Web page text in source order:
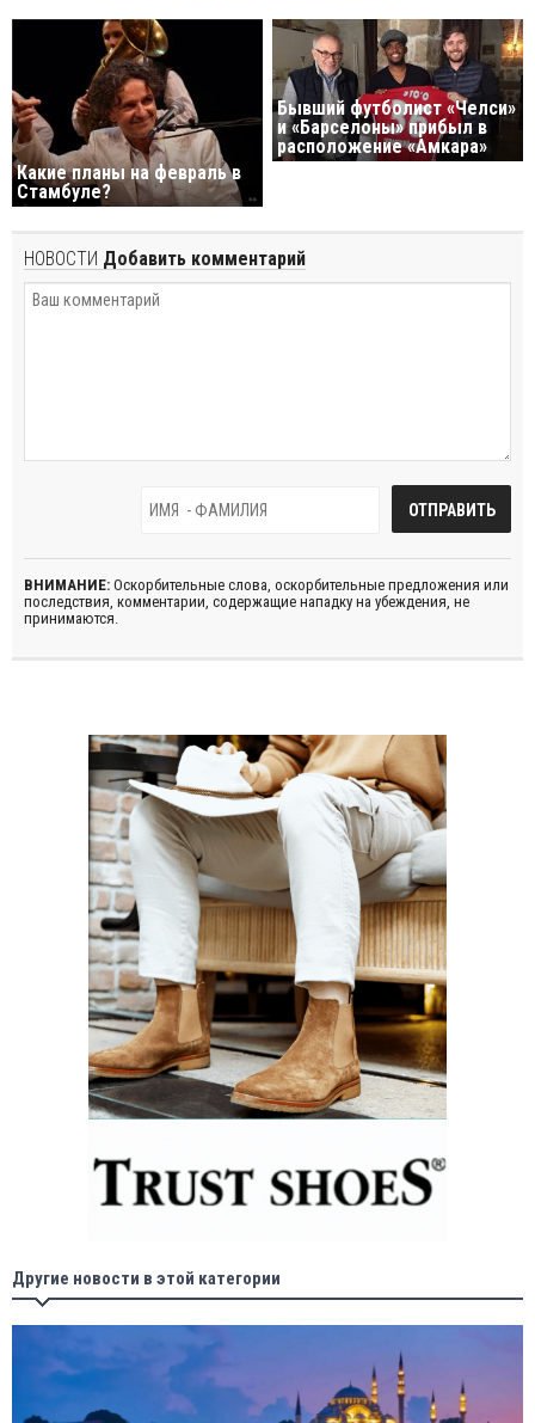
Какие планы на февраль в
Стамбуле?
Бывший футболист «Челси»
и «Барселоны» прибыл в
расположение «Амкара»
НОВОСТИ Добавить комментарий
ВНИМАНИЕ: Оскорбительные слова, оскорбительные предложения или
последствия, комментарии, содержащие нападку на убеждения, не
принимаются.
Другие новости в этой категории